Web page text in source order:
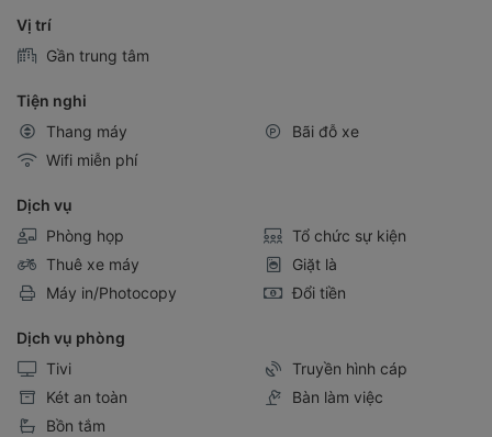
Vị trí
Gần trung tâm
Tiện nghi
Thang máy
Bãi đỗ xe
Wifi miễn phí
Dịch vụ
Phòng họp
Tổ chức sự kiện
Thuê xe máy
Giặt là
Máy in/Photocopy
Đổi tiền
Dịch vụ phòng
Tivi
Truyền hình cáp
Két an toàn
Bàn làm việc
Bồn tắm